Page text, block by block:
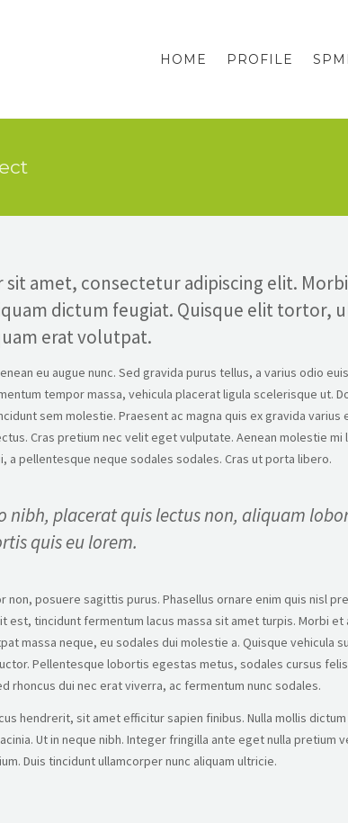
HOME PROFILE
amet, consectetur adipiscing elit.
dictum feugiat. Quisque elit tortor,
erat volutpat.
eu augue nunc. Sed gravida purus tellus, a varius odio
tempor massa, vehicula placerat ligula scelerisque ut.
sem molestie. Praesent ac magna quis ex gravida varius
Cras pretium nec velit eget vulputate. Aenean molestie
a pellentesque neque sodales sodales. Cras ut porta libero.
nibh, placerat quis lectus non, aliquam
quis eu lorem.
posuere sagittis purus. Phasellus ornare enim quis nisl
est, tincidunt fermentum lacus massa sit amet turpis. Morbi
massa neque, eu sodales dui molestie a. Quisque vehicula
Pellentesque lobortis egestas metus, sodales cursus
rhoncus dui nec erat viverra, ac fermentum nunc sodales.
hendrerit, sit amet efficitur sapien finibus. Nulla mollis
Ut in neque nibh. Integer fringilla ante eget nulla pretium
Duis tincidunt ullamcorper nunc aliquam ultricie.